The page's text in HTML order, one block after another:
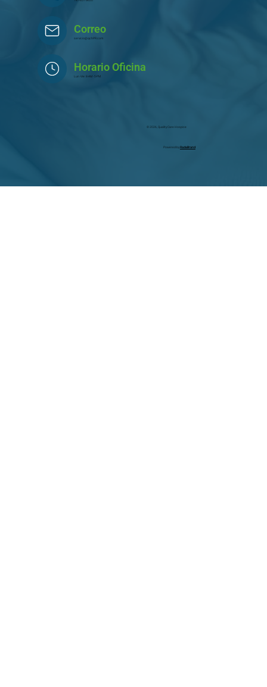
Correo
servicio@qchPR.com
Horario Oficina
Lun -Vie: 8-AM - 5-PM
Powered by RadaBrand
© 2026, Quality Care Hospice